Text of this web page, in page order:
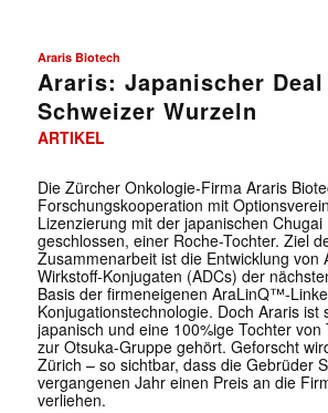
Araris Biotech
Araris: Japanischer
Schweizer Wurzeln
ARTIKEL
Die Zürcher Onkologie-Firma Araris
Forschungskooperation mit
Lizenzierung mit der japanischen
geschlossen, einer Roche-Tochter. Ziel
Zusammenarbeit ist die Entwicklung von
Wirkstoff-Konjugaten (ADCs) der
Basis der firmeneigenen AraLinQ™-
Konjugationstechnologie. Doch Araris ist
japanisch und eine 100%ige Tochter von
zur Otsuka-Gruppe gehört. Geforscht
Zürich – so sichtbar, dass die Gebrüder
vergangenen Jahr einen Preis an die
verliehen.